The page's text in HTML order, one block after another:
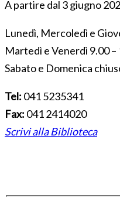
A partire dal 3 giugno
Lunedì, Mercoledì e
Martedì e Venerdì 9.00 –
Sabato e Domenica
Tel: 041 5235341
Fax: 041 2414020
Scrivi alla Biblioteca